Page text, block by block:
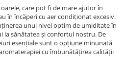
care pot fi de mare ajutor în
în încăperi cu aer condiționat excesiv.
unui nivel optim de umiditate în
la sănătatea și confortul nostru. De
esențiale sunt o opțiune minunată
cu îmbunătățirea calității